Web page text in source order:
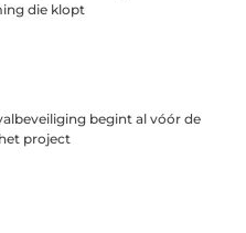
die klopt
begint al vóór de
project